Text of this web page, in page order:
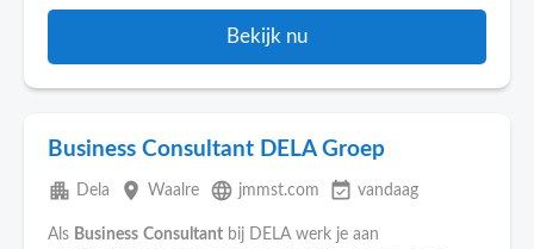
Bekijk nu
Business Consultant DELA Groep
apartment Dela place Waalre language jmmst.com event_available vandaag
Als Business Consultant bij DELA werk je aan